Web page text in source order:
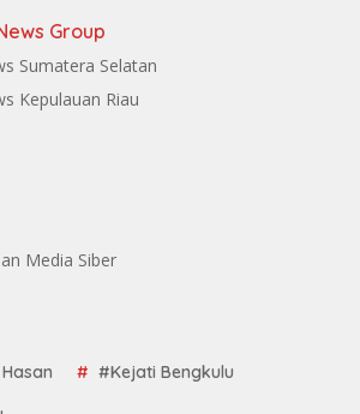
Group
Sumatera Selatan
Kepulauan Riau
Media Siber
#Kejati Bengkulu